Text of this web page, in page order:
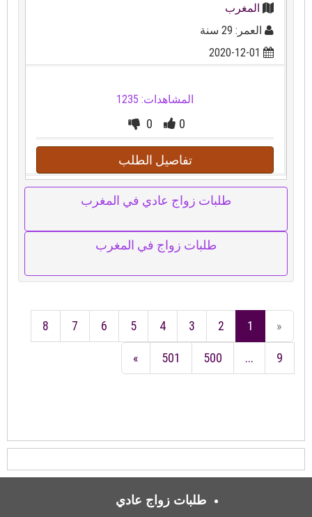
المغرب
العمر: 29 سنة
2020-12-01
المشاهدات: 1235
0
0
تفاصيل الطلب
طلبات زواج عادي في المغرب
طلبات زواج في المغرب
«
1
2
3
4
5
6
7
8
9
...
500
501
»
طلبات زواج عادي